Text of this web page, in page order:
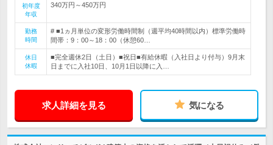
初年度
年収
340万円～450万円
勤務
時間
# ■1ヵ月単位の変形労働時間制（週平均40時間以内）標準労働時
間帯：9：00～18：00（休憩60…
休日
休暇
■完全週休2日（土日）■祝日■有給休暇（入社日より付与）9月末
日までに入社10日、10月1日以降に入…
求人詳細を見る 気になる